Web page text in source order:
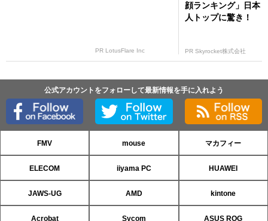
PR LotusFlare Inc
顔ランキング」日本
人トップに驚き！
PR Skyrocket株式会社
公式アカウントをフォローして最新情報を手に入れよう
FMV mouse マカフィー
ELECOM iiyama PC HUAWEI
JAWS-UG AMD kintone
Acrobat Sycom ASUS ROG